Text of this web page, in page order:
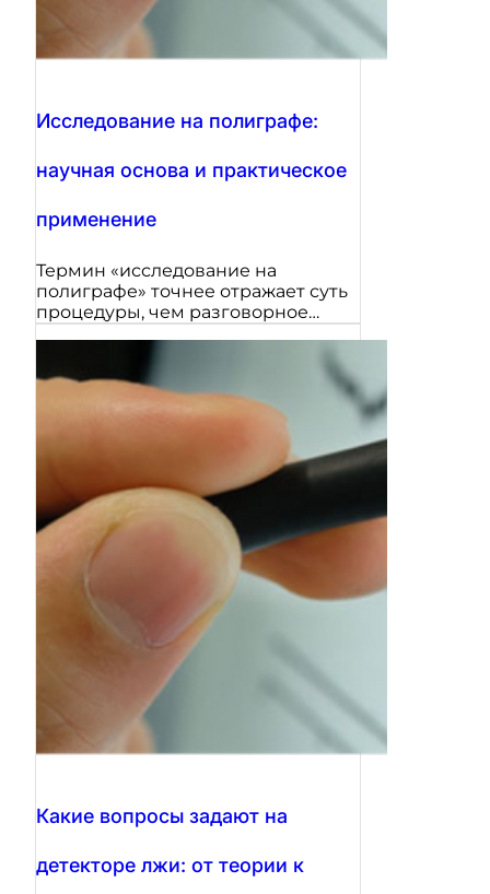
Исследование на полиграфе:
научная основа и практическое
применение
Термин «исследование на
полиграфе» точнее отражает суть
процедуры, чем разговорное…
Какие вопросы задают на
детекторе лжи: от теории к